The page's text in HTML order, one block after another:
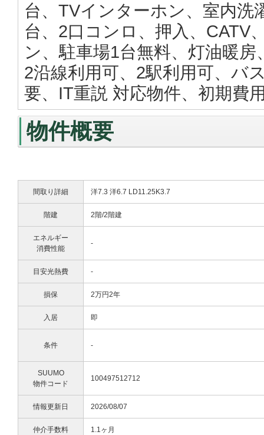
台、TVインターホン、室内洗
台、2口コンロ、押入、CATV
ン、駐車場1台無料、灯油暖
2沿線利用可、2駅利用可、バ
要、IT重説 対応物件、初期費
物件概要
間取り詳細 洋7.3 洋6.7 LD11.25K3.7
階建 2階/2階建
エネルギー
消費性能
-
目安光熱費 -
損保 2万円2年
入居 即
条件 -
SUUMO
物件コード
100497512712
情報更新日 2026/08/07
仲介手数料 1.1ヶ月